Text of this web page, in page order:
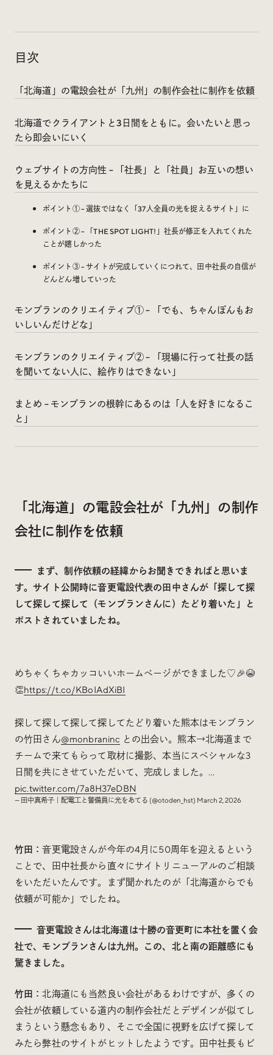
Collaboration withOUGON
Privacy Policy
目次
「北海道」の電設会社が「九州」の制作会社に制作を依頼
北海道でクライアントと3日間をともに。会いたいと思っ
たら即会いにいく
ウェブサイトの方向性 – 「社長」と「社員」お互いの想い
を見えるかたちに
ポイント① – 選抜ではなく「37人全員の光を捉えるサイト」に
ポイント② – 「THE SPOT LIGHT!」社長が修正を入れてくれた
ことが嬉しかった
ポイント③ – サイトが完成していくにつれて、田中社長の自信が
どんどん増していった
モンブランのクリエイティブ① – 「でも、ちゃんぽんもお
いしいんだけどな」
モンブランのクリエイティブ② – 「現場に行って社長の話
を聞いてない人に、絵作りはできない」
まとめ – モンブランの根幹にあるのは「人を好きになるこ
と」
「北海道」の電設会社が「九州」の制作
会社に制作を依頼
まず、制作依頼の経緯からお聞きできればと思いま
す。サイト公開時に音更電設代表の田中さんが「探して探
して探して探して（モンブランさんに）たどり着いた」と
ポストされていましたね。
めちゃくちゃカッコいいホームページができました♡🎉😭
👏https://t.co/KBoIAdXiBI
探して探して探して探してたどり着いた熊本はモンブラン
の竹田さん@monbraninc との出会い。熊本→北海道まで
チームで来てもらって取材に撮影、本当にスペシャルな3
日間を共にさせていただいて、完成しました。…
pic.twitter.com/7a8H37eDBN
— 田中真希子｜配電工と警備員に光をあてる (@otoden_hst) March 2, 2026
竹田：音更電設さんが今年の4月に50周年を迎えるという
ことで、田中社長から直々にサイトリニューアルのご相談
をいただいたんです。まず聞かれたのが「北海道からでも
依頼が可能か」でしたね。
音更電設さんは北海道は十勝の音更町に本社を置く会
社で、モンブランさんは九州。この、北と南の距離感にも
驚きました。
竹田：北海道にも当然良い会社があるわけですが、多くの
会社が依頼している道内の制作会社だとデザインが似てし
まうという懸念もあり、そこで全国に視野を広げて探して
みたら弊社のサイトがヒットしたようです。田中社長もビ